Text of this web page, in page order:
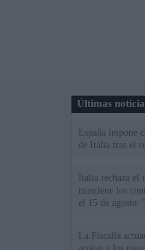
Últimas
España impone
de Italia tras el
Italia rechaza
mantiene los
el 15 de agosto:
La Fiscalía